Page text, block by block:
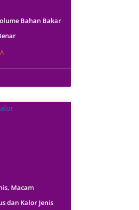
Bahan Bakar
Macam
dan Kalor Jenis